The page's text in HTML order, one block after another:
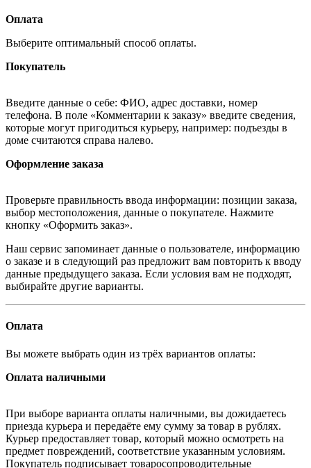
Оплата
Выберите оптимальный способ оплаты.
Покупатель
Введите данные о себе: ФИО, адрес доставки, номер
телефона. В поле «Комментарии к заказу» введите сведения,
которые могут пригодиться курьеру, например: подъезды в
доме считаются справа налево.
Оформление заказа
Проверьте правильность ввода информации: позиции заказа,
выбор местоположения, данные о покупателе. Нажмите
кнопку «Оформить заказ».
Наш сервис запоминает данные о пользователе, информацию
о заказе и в следующий раз предложит вам повторить к вводу
данные предыдущего заказа. Если условия вам не подходят,
выбирайте другие варианты.
Оплата
Вы можете выбрать один из трёх вариантов оплаты:
Оплата наличными
При выборе варианта оплаты наличными, вы дожидаетесь
приезда курьера и передаёте ему сумму за товар в рублях.
Курьер предоставляет товар, который можно осмотреть на
предмет повреждений, соответствие указанным условиям.
Покупатель подписывает товаросопроводительные